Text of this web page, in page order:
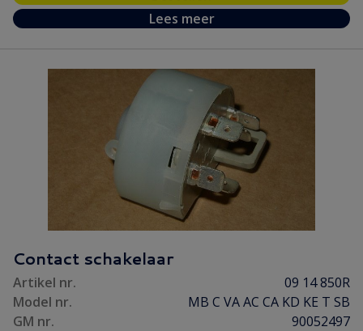
Lees meer
Contact schakelaar
Artikel nr.
09 14 850R
Model nr.
MB C VA AC CA KD KE T SB
GM nr.
90052497